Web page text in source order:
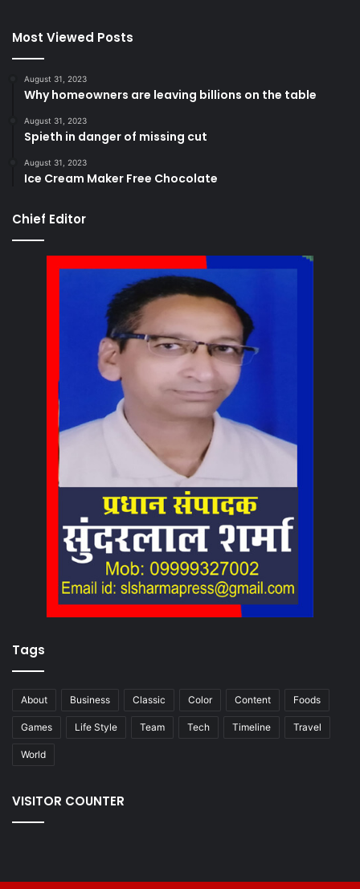
Most Viewed Posts
August 31, 2023
Why homeowners are leaving billions on the table
August 31, 2023
Spieth in danger of missing cut
August 31, 2023
Ice Cream Maker Free Chocolate
Chief Editor
Tags
About Business Classic Color Content Foods
Games Life Style Team Tech Timeline Travel
World
VISITOR COUNTER